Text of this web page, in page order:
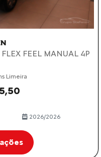
FEEL MANUAL 4P
Limeira
2026/2026